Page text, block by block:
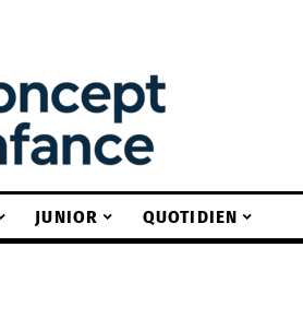
JUNIOR QUOTIDIEN